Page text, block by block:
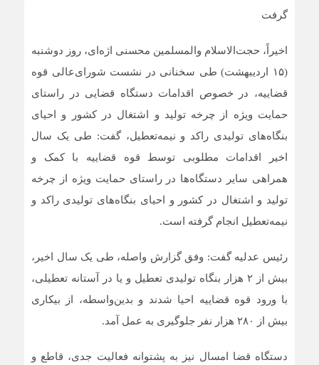
گرفت
اخیراً، حجت‌الاسلام والمسلمین محسنی اژه‌ای، روز دوشنبه
(۱۵ اردیبهشت) طی سخنانی در نشست شورای‌عالی قوه
قضاییه، در خصوص اقدامات دستگاه قضایی در راستای
حمایت ویژه از چرخه تولید و اشتغال در کشور و احیای
بنگاه‌های تولیدی راکد و نیمه‌تعطیل، گفت: طی یک سال
اخیر اقدامات مطلوبی توسط قوه قضاییه با کمک و
همراهی سایر دستگاه‌ها در راستای حمایت ویژه از چرخه
تولید و اشتغال در کشور و احیای بنگاه‌های تولیدی راکد و
نیمه‌تعطیل انجام گرفته است.
رئیس عدلیه گفت: وفق گزارش واصله، طی یک سال اخیر،
بیش از ۲ هزار بنگاه تولیدی تعطیل و یا در آستانه تعطیلی،
با ورود قوه قضاییه احیا شدند و بدین‌واسطه، از بیکاری
بیش از ۲۸۰ هزار نفر جلوگیری به عمل آمد.
دستگاه قضا امسال نیز به پشتوانه فعالیت جدی، قاطع و